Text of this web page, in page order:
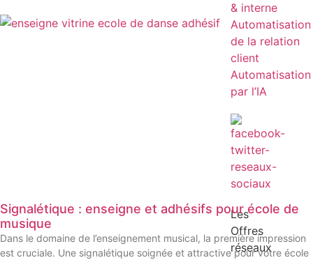
& interne
Automatisation
de la relation
client
Automatisation
par l’IA
Les
Offres
réseaux
Signalétique : enseigne et adhésifs pour école de
musique
Dans le domaine de l’enseignement musical, la première impression
est cruciale. Une signalétique soignée et attractive pour votre école